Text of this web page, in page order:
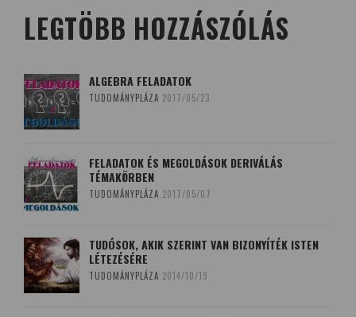
LEGTÖBB HOZZÁSZÓLÁS
ALGEBRA FELADATOK
TUDOMÁNYPLÁZA 2017/05/23
FELADATOK ÉS MEGOLDÁSOK DERIVÁLÁS
TÉMAKÖRBEN
TUDOMÁNYPLÁZA 2017/05/07
TUDÓSOK, AKIK SZERINT VAN BIZONYÍTÉK ISTEN
LÉTEZÉSÉRE
TUDOMÁNYPLÁZA 2014/10/19